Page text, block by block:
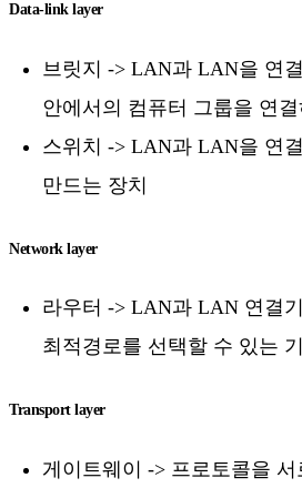
Data-link layer
브릿지 -> LAN과 LAN을 연
안에서의 컴퓨터 그룹을 연
스위치 -> LAN과 LAN을 연
만드는 장치
Network layer
라우터 -> LAN과 LAN 연결
최적경로를 선택할 수 있는
Transport layer
게이트웨이 -> 프로토콜을 서